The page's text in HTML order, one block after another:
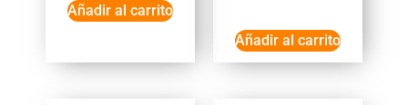
Añadir al carrito
Añadir al carrito